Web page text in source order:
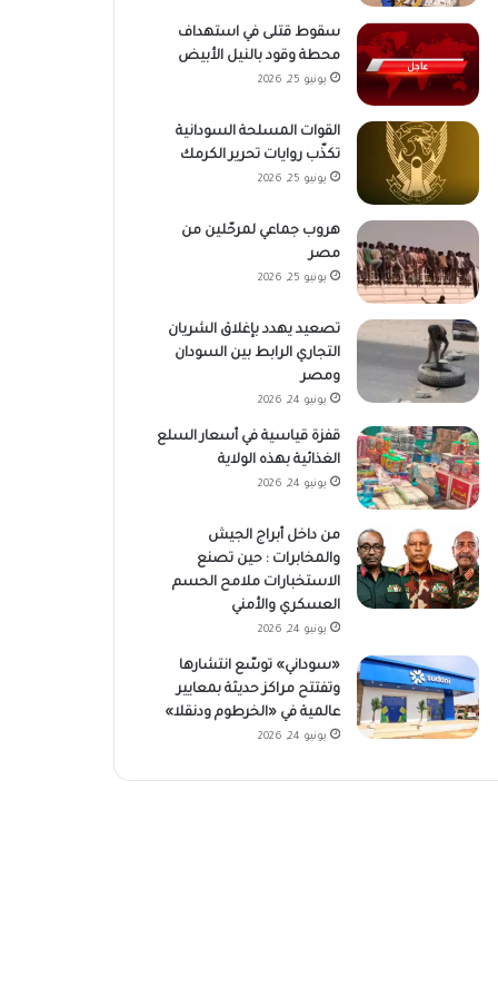
سقوط قتلى في استهداف
محطة وقود بالنيل الأبيض
يونيو 25, 2026
القوات المسلحة السودانية
تكذّب روايات تحرير الكرمك
يونيو 25, 2026
هروب جماعي لمرحّلين من
مصر
يونيو 25, 2026
تصعيد يهدد بإغلاق الشريان
التجاري الرابط بين السودان
ومصر
يونيو 24, 2026
قفزة قياسية في أسعار السلع
الغذائية بهذه الولاية
يونيو 24, 2026
من داخل أبراج الجيش
والمخابرات : حين تصنع
الاستخبارات ملامح الحسم
العسكري والأمني
يونيو 24, 2026
«سوداني» توسّع انتشارها
وتفتتح مراكز حديثة بمعايير
عالمية في «الخرطوم ودنقلا»
يونيو 24, 2026